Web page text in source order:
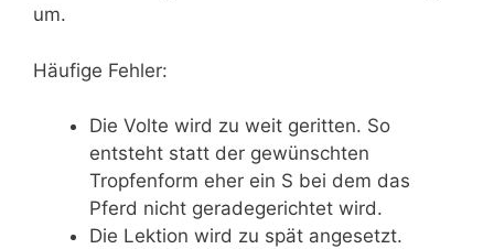
um.
Häufige Fehler:
Die Volte wird zu weit geritten. So
entsteht statt der gewünschten
Tropfenform eher ein S bei dem das
Pferd nicht geradegerichtet wird.
Die Lektion wird zu spät angesetzt.